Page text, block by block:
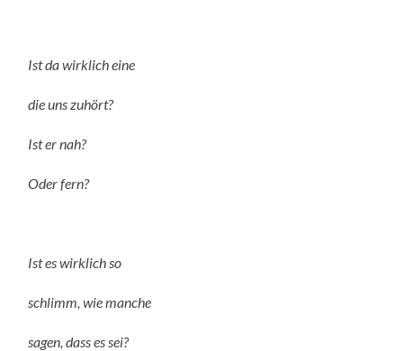
Ist da wirklich eine
die uns zuhört?
Ist er nah?
Oder fern?
Ist es wirklich so
schlimm, wie manche
sagen, dass es sei?